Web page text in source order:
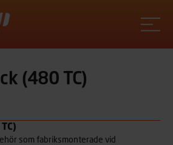
(480 TC)
som fabriksmonterade vid